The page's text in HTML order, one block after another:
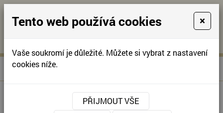
+420info@domov-
Úvodní stránka
PÉTANQUE - TURNAJ O CENY
Tento web používá cookies ×
Vaše soukromí je důležité. Můžete si vybrat z nastavení
cookies níže.
PŘIJMOUT VŠE